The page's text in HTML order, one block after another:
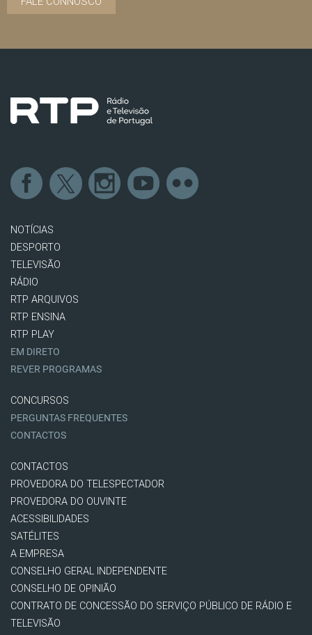
NOTÍCIAS
DESPORTO
TELEVISÃO
RÁDIO
RTP ARQUIVOS
RTP ENSINA
RTP PLAY
EM DIRETO
REVER PROGRAMAS
CONCURSOS
PERGUNTAS FREQUENTES
CONTACTOS
CONTACTOS
PROVEDORA DO TELESPECTADOR
PROVEDORA DO OUVINTE
ACESSIBILIDADES
SATÉLITES
A EMPRESA
CONSELHO GERAL INDEPENDENTE
CONSELHO DE OPINIÃO
CONTRATO DE CONCESSÃO DO SERVIÇO PÚBLICO DE RÁDIO E
TELEVISÃO